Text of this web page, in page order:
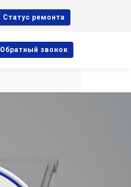
Cтатус ремонта
Oбратный звонок